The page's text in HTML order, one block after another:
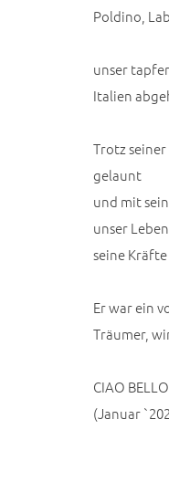
Poldino,
unser
Italien
Trotz
gelaunt
und mit
unser
seine
Er war ein
Träumer,
CIAO
(Januar